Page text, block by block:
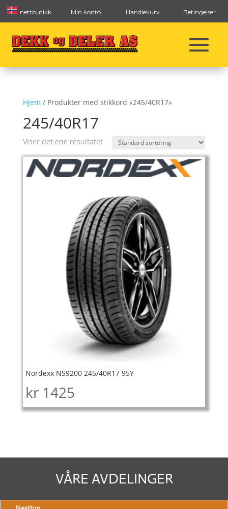
nettbutikk Min konto Handlekurv Betingelser
Hjem / Produkter med stikkord «245/40R17»
245/40R17
Viser det ene resultatet
Nordexx NS9200 245/40R17 95Y
kr 1425
VÅRE AVDELINGER